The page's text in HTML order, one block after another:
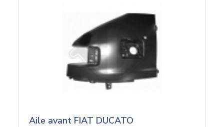
Aile avant FIAT DUCATO